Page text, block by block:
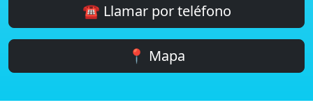
☎️ Llamar por teléfono
📍 Mapa